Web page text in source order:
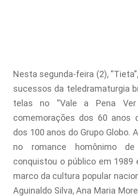
Nesta segunda-feira (2),
sucessos da teledramaturgia
telas no “Vale a Pena
comemorações dos 60 anos
dos 100 anos do Grupo Globo.
no romance homônimo
conquistou o público em 1989
marco da cultura popular
Aguinaldo Silva, Ana Maria